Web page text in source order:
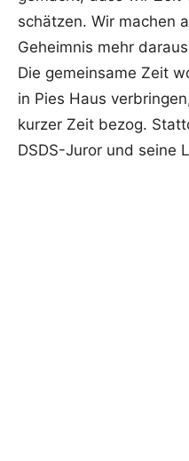
schätzen. Wir machen
Geheimnis mehr
Die gemeinsame Zeit
in Pies Haus
kurzer Zeit bezog.
DSDS-Juror und seine